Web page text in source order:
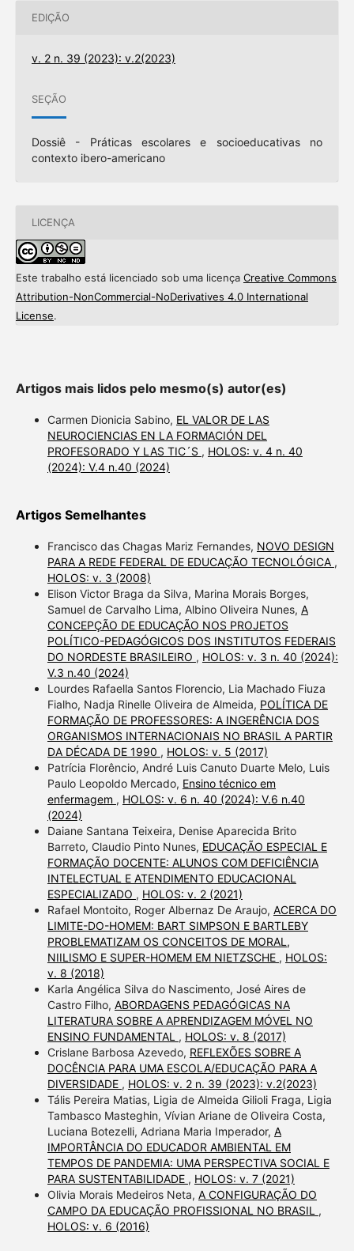
EDIÇÃO
v. 2 n. 39 (2023): v.2(2023)
SEÇÃO
Dossiê - Práticas escolares e socioeducativas no
contexto ibero-americano
LICENÇA
Este trabalho está licenciado sob uma licença Creative Commons
Attribution-NonCommercial-NoDerivatives 4.0 International
License.
Artigos mais lidos pelo mesmo(s) autor(es)
Carmen Dionicia Sabino, EL VALOR DE LAS
NEUROCIENCIAS EN LA FORMACIÓN DEL
PROFESORADO Y LAS TIC´S , HOLOS: v. 4 n. 40
(2024): V.4 n.40 (2024)
Artigos Semelhantes
Francisco das Chagas Mariz Fernandes, NOVO DESIGN
PARA A REDE FEDERAL DE EDUCAÇÃO TECNOLÓGICA ,
HOLOS: v. 3 (2008)
Elison Victor Braga da Silva, Marina Morais Borges,
Samuel de Carvalho Lima, Albino Oliveira Nunes, A
CONCEPÇÃO DE EDUCAÇÃO NOS PROJETOS
POLÍTICO-PEDAGÓGICOS DOS INSTITUTOS FEDERAIS
DO NORDESTE BRASILEIRO , HOLOS: v. 3 n. 40 (2024):
V.3 n.40 (2024)
Lourdes Rafaella Santos Florencio, Lia Machado Fiuza
Fialho, Nadja Rinelle Oliveira de Almeida, POLÍTICA DE
FORMAÇÃO DE PROFESSORES: A INGERÊNCIA DOS
ORGANISMOS INTERNACIONAIS NO BRASIL A PARTIR
DA DÉCADA DE 1990 , HOLOS: v. 5 (2017)
Patrícia Florêncio, André Luis Canuto Duarte Melo, Luis
Paulo Leopoldo Mercado, Ensino técnico em
enfermagem , HOLOS: v. 6 n. 40 (2024): V.6 n.40
(2024)
Daiane Santana Teixeira, Denise Aparecida Brito
Barreto, Claudio Pinto Nunes, EDUCAÇÃO ESPECIAL E
FORMAÇÃO DOCENTE: ALUNOS COM DEFICIÊNCIA
INTELECTUAL E ATENDIMENTO EDUCACIONAL
ESPECIALIZADO , HOLOS: v. 2 (2021)
Rafael Montoito, Roger Albernaz De Araujo, ACERCA DO
LIMITE-DO-HOMEM: BART SIMPSON E BARTLEBY
PROBLEMATIZAM OS CONCEITOS DE MORAL,
NIILISMO E SUPER-HOMEM EM NIETZSCHE , HOLOS:
v. 8 (2018)
Karla Angélica Silva do Nascimento, José Aires de
Castro Filho, ABORDAGENS PEDAGÓGICAS NA
LITERATURA SOBRE A APRENDIZAGEM MÓVEL NO
ENSINO FUNDAMENTAL , HOLOS: v. 8 (2017)
Crislane Barbosa Azevedo, REFLEXÕES SOBRE A
DOCÊNCIA PARA UMA ESCOLA/EDUCAÇÃO PARA A
DIVERSIDADE , HOLOS: v. 2 n. 39 (2023): v.2(2023)
Tális Pereira Matias, Ligia de Almeida Gilioli Fraga, Ligia
Tambasco Masteghin, Vívian Ariane de Oliveira Costa,
Luciana Botezelli, Adriana Maria Imperador, A
IMPORTÂNCIA DO EDUCADOR AMBIENTAL EM
TEMPOS DE PANDEMIA: UMA PERSPECTIVA SOCIAL E
PARA SUSTENTABILIDADE , HOLOS: v. 7 (2021)
Olivia Morais Medeiros Neta, A CONFIGURAÇÃO DO
CAMPO DA EDUCAÇÃO PROFISSIONAL NO BRASIL ,
HOLOS: v. 6 (2016)